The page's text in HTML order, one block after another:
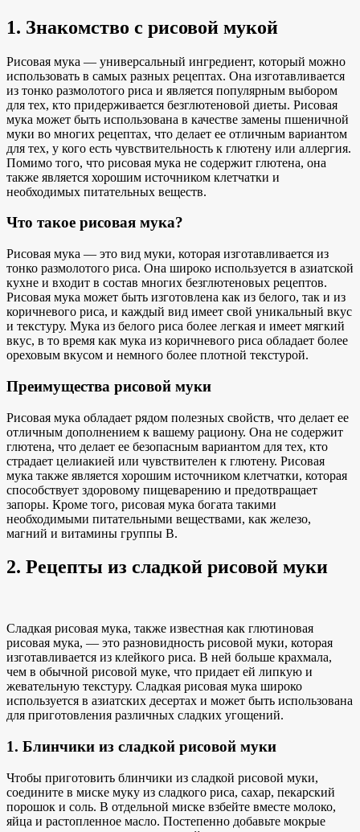
1. Знакомство с рисовой мукой
Рисовая мука — универсальный ингредиент, который можно
использовать в самых разных рецептах. Она изготавливается
из тонко размолотого риса и является популярным выбором
для тех, кто придерживается безглютеновой диеты. Рисовая
мука может быть использована в качестве замены пшеничной
муки во многих рецептах, что делает ее отличным вариантом
для тех, у кого есть чувствительность к глютену или аллергия.
Помимо того, что рисовая мука не содержит глютена, она
также является хорошим источником клетчатки и
необходимых питательных веществ.
Что такое рисовая мука?
Рисовая мука — это вид муки, которая изготавливается из
тонко размолотого риса. Она широко используется в азиатской
кухне и входит в состав многих безглютеновых рецептов.
Рисовая мука может быть изготовлена как из белого, так и из
коричневого риса, и каждый вид имеет свой уникальный вкус
и текстуру. Мука из белого риса более легкая и имеет мягкий
вкус, в то время как мука из коричневого риса обладает более
ореховым вкусом и немного более плотной текстурой.
Преимущества рисовой муки
Рисовая мука обладает рядом полезных свойств, что делает ее
отличным дополнением к вашему рациону. Она не содержит
глютена, что делает ее безопасным вариантом для тех, кто
страдает целиакией или чувствителен к глютену. Рисовая
мука также является хорошим источником клетчатки, которая
способствует здоровому пищеварению и предотвращает
запоры. Кроме того, рисовая мука богата такими
необходимыми питательными веществами, как железо,
магний и витамины группы В.
2. Рецепты из сладкой рисовой муки
Сладкая рисовая мука, также известная как глютиновая
рисовая мука, — это разновидность рисовой муки, которая
изготавливается из клейкого риса. В ней больше крахмала,
чем в обычной рисовой муке, что придает ей липкую и
жевательную текстуру. Сладкая рисовая мука широко
используется в азиатских десертах и может быть использована
для приготовления различных сладких угощений.
1. Блинчики из сладкой рисовой муки
Чтобы приготовить блинчики из сладкой рисовой муки,
соедините в миске муку из сладкого риса, сахар, пекарский
порошок и соль. В отдельной миске взбейте вместе молоко,
яйца и растопленное масло. Постепенно добавьте мокрые